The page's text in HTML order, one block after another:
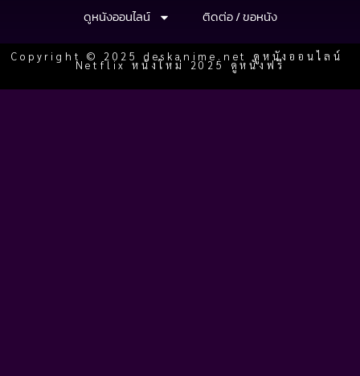
ดูหนังออนไลน์
ติดต่อ / ขอหนัง
Copyright © 2025 deskanime.net ดูหนังออนไลน์
Netflix หนังใหม่ 2025 ดูหนังฟรี